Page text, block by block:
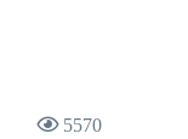
5570